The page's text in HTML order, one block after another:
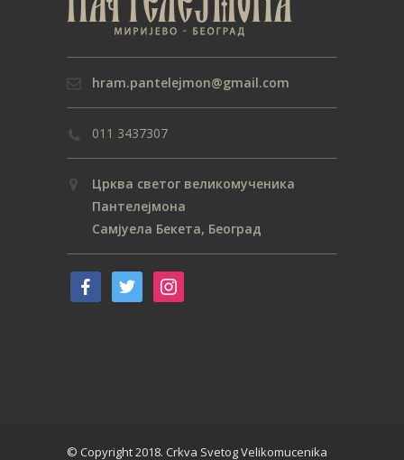
hram.pantelejmon@gmail.com
011 3437307
Црква светог великомученика
Пантелејмона
Самјуела Бекета, Београд
© Copyright 2018. Crkva Svetog Velikomucenika